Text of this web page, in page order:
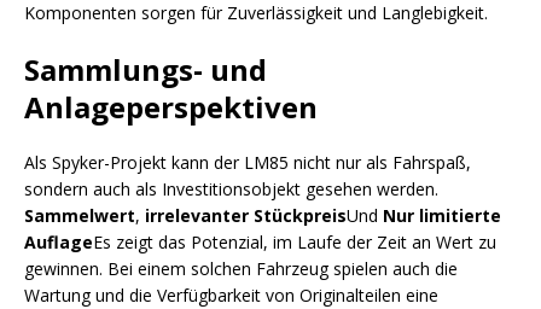
Komponenten sorgen für Zuverlässigkeit und Langlebigkeit.
Sammlungs- und
Anlageperspektiven
Als Spyker-Projekt kann der LM85 nicht nur als Fahrspaß,
sondern auch als Investitionsobjekt gesehen werden.
Sammelwert, irrelevanter StückpreisUnd Nur limitierte
AuflageEs zeigt das Potenzial, im Laufe der Zeit an Wert zu
gewinnen. Bei einem solchen Fahrzeug spielen auch die
Wartung und die Verfügbarkeit von Originalteilen eine